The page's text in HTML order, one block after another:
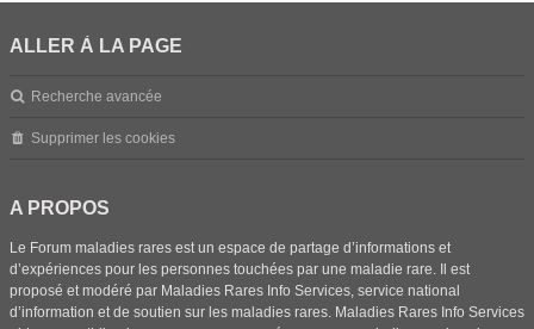
ALLER À LA PAGE
Recherche avancée
Supprimer les cookies
A PROPOS
Le Forum maladies rares est un espace de partage d’informations et
d’expériences pour les personnes touchées par une maladie rare. Il est
proposé et modéré par Maladies Rares Info Services, service national
d’information et de soutien sur les maladies rares. Maladies Rares Info Services